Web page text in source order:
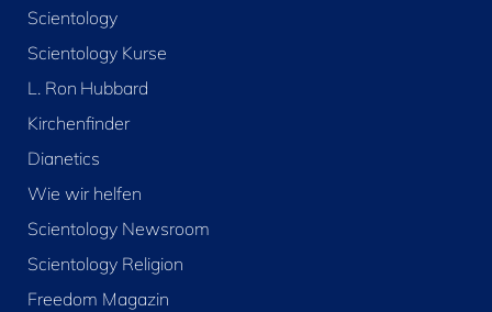
Scientology
Scientology Kurse
L. Ron Hubbard
Kirchenfinder
Dianetics
Wie wir helfen
Scientology Newsroom
Scientology Religion
Freedom Magazin